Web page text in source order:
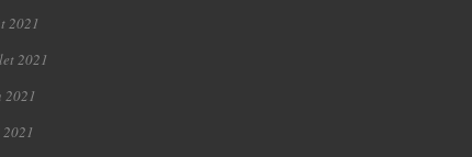
2021
2021
2021